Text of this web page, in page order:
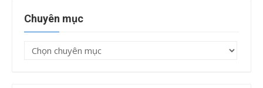
Chuyên mục
Chuyên